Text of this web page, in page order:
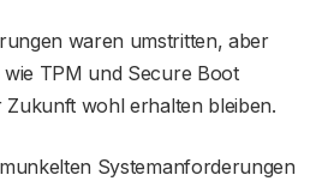
waren umstritten, aber
TPM und Secure Boot
wohl erhalten bleiben.
Systemanforderungen